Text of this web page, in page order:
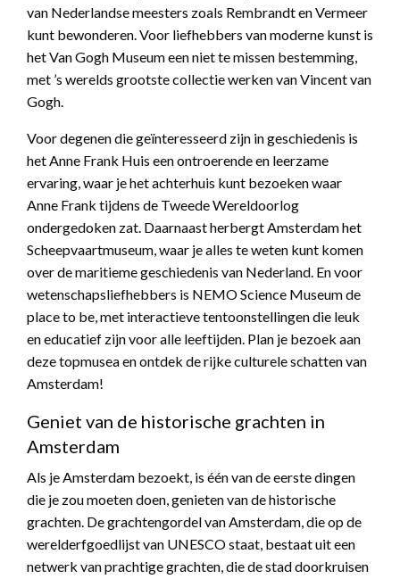
van Nederlandse meesters zoals Rembrandt en Vermeer
kunt bewonderen. Voor liefhebbers van moderne kunst is
het Van Gogh Museum een niet te missen bestemming,
met ’s werelds grootste collectie werken van Vincent van
Gogh.
Voor degenen die geïnteresseerd zijn in geschiedenis is
het Anne Frank Huis een ontroerende en leerzame
ervaring, waar je het achterhuis kunt bezoeken waar
Anne Frank tijdens de Tweede Wereldoorlog
ondergedoken zat. Daarnaast herbergt Amsterdam het
Scheepvaartmuseum, waar je alles te weten kunt komen
over de maritieme geschiedenis van Nederland. En voor
wetenschapsliefhebbers is NEMO Science Museum de
place to be, met interactieve tentoonstellingen die leuk
en educatief zijn voor alle leeftijden. Plan je bezoek aan
deze topmusea en ontdek de rijke culturele schatten van
Amsterdam!
Geniet van de historische grachten in
Amsterdam
Als je Amsterdam bezoekt, is één van de eerste dingen
die je zou moeten doen, genieten van de historische
grachten. De grachtengordel van Amsterdam, die op de
werelderfgoedlijst van UNESCO staat, bestaat uit een
netwerk van prachtige grachten, die de stad doorkruisen